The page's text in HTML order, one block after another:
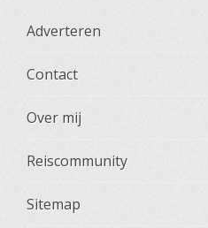
Adverteren
Contact
Over mij
Reiscommunity
Sitemap